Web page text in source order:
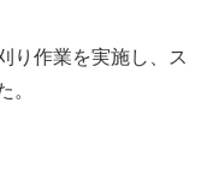
り作業を実施し、ス
。